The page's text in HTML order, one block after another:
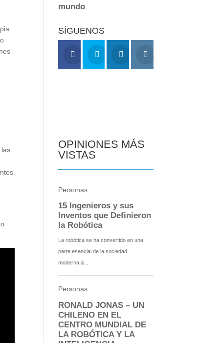
las
SÍGUENOS
OPINIONES MÁS
VISTAS